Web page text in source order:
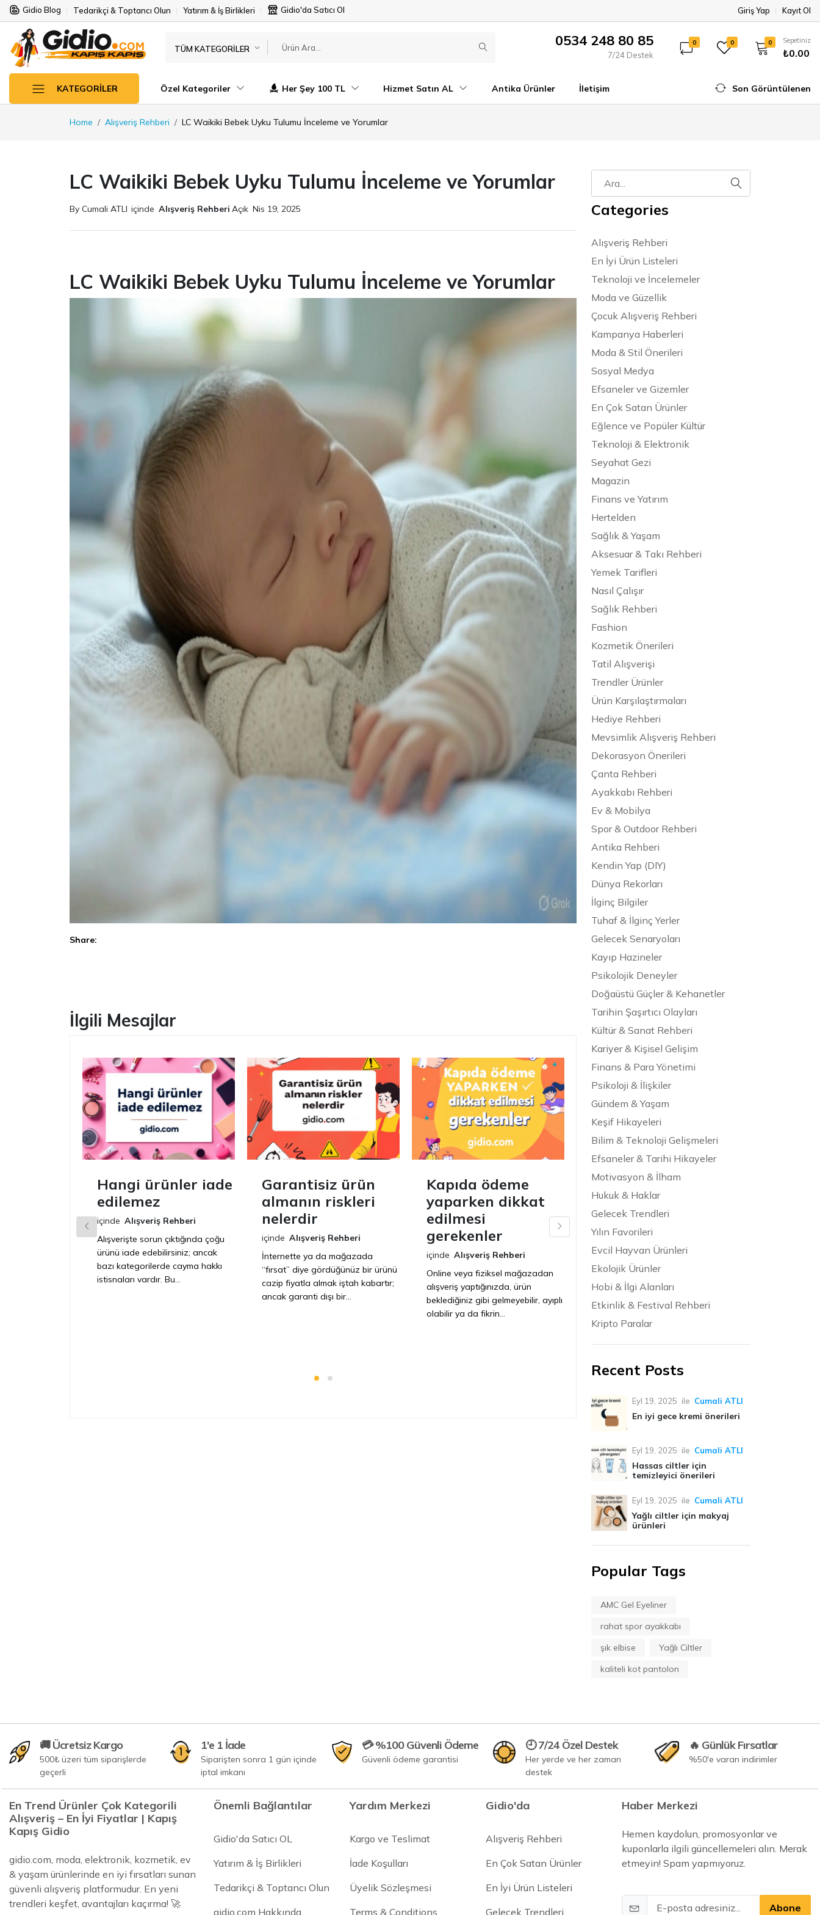
Gidio Blog Tedarikçi & Toptancı Olun Yatırım & İş Birlikleri Gidio'da Satıcı Ol Giriş Yap Kayıt Ol
TÜM KATEGORILER 0534 248 80 85
7/24 Destek
0 0 0 Sepetiniz
₺0.00
KATEGORILER Özel Kategoriler Her Şey 100 TL Hizmet Satın AL Antika Ürünler İletişim Son Görüntülenen
Home Alışveriş Rehberi LC Waikiki Bebek Uyku Tulumu İnceleme ve Yorumlar
LC Waikiki Bebek Uyku Tulumu İnceleme ve Yorumlar
By Cumali ATLI içinde Alışveriş Rehberi Açık Nis 19, 2025
LC Waikiki Bebek Uyku Tulumu İnceleme ve Yorumlar
Share:
İlgili Mesajlar
Hangi ürünler iade
edilemez
içinde Alışveriş Rehberi
Alışverişte sorun çıktığında çoğu
ürünü iade edebilirsiniz; ancak
bazı kategorilerde cayma hakkı
istisnaları vardır. Bu...
Garantisiz ürün
almanın riskleri
nelerdir
içinde Alışveriş Rehberi
İnternette ya da mağazada
“fırsat” diye gördüğünüz bir ürünü
cazip fiyatla almak iştah kabartır;
ancak garanti dışı bir...
Kapıda ödeme
yaparken dikkat
edilmesi
gerekenler
içinde Alışveriş Rehberi
Online veya fiziksel mağazadan
alışveriş yaptığınızda, ürün
beklediğiniz gibi gelmeyebilir, ayıplı
olabilir ya da fikrin...
Kargo ücretini
sıfırlamanın yolları
nelerdir
içinde Alışveriş Rehberi
Sepette son adımda beliren kargo
bedeli, çoğu zaman toplam
maliyeti tahmininizin üstüne taşır.
Categories
Alışveriş Rehberi
En İyi Ürün Listeleri
Teknoloji ve İncelemeler
Moda ve Güzellik
Çocuk Alışveriş Rehberi
Kampanya Haberleri
Moda & Stil Önerileri
Sosyal Medya
Efsaneler ve Gizemler
En Çok Satan Ürünler
Eğlence ve Popüler Kültür
Teknoloji & Elektronik
Seyahat Gezi
Magazin
Finans ve Yatırım
Hertelden
Sağlık & Yaşam
Aksesuar & Takı Rehberi
Yemek Tarifleri
Nasıl Çalışır
Sağlık Rehberi
Fashion
Kozmetik Önerileri
Tatil Alışverişi
Trendler Ürünler
Ürün Karşılaştırmaları
Hediye Rehberi
Mevsimlik Alışveriş Rehberi
Dekorasyon Önerileri
Çanta Rehberi
Ayakkabı Rehberi
Ev & Mobilya
Spor & Outdoor Rehberi
Antika Rehberi
Kendin Yap (DIY)
Dünya Rekorları
İlginç Bilgiler
Tuhaf & İlginç Yerler
Gelecek Senaryoları
Kayıp Hazineler
Psikolojik Deneyler
Doğaüstü Güçler & Kehanetler
Tarihin Şaşırtıcı Olayları
Kültür & Sanat Rehberi
Kariyer & Kişisel Gelişim
Finans & Para Yönetimi
Psikoloji & İlişkiler
Gündem & Yaşam
Keşif Hikayeleri
Bilim & Teknoloji Gelişmeleri
Efsaneler & Tarihi Hikayeler
Motivasyon & İlham
Hukuk & Haklar
Gelecek Trendleri
Yılın Favorileri
Evcil Hayvan Ürünleri
Ekolojik Ürünler
Hobi & İlgi Alanları
Etkinlik & Festival Rehberi
Kripto Paralar
Recent Posts
Eyl 19, 2025 ile Cumali ATLI
En iyi gece kremi önerileri
Eyl 19, 2025 ile Cumali ATLI
Hassas ciltler için
temizleyici önerileri
Eyl 19, 2025 ile Cumali ATLI
Yağlı ciltler için makyaj
ürünleri
Popular Tags
AMC Gel Eyeliner
rahat spor ayakkabı
şık elbise
Yağlı Ciltler
kaliteli kot pantolon
🚚 Ücretsiz Kargo
500₺ üzeri tüm siparişlerde
geçerli
1'e 1 İade
Siparişten sonra 1 gün içinde
iptal imkanı
💳 %100 Güvenli Ödeme
Güvenli ödeme garantisi
🕘 7/24 Özel Destek
Her yerde ve her zaman
destek
🔥 Günlük Fırsatlar
%50'e varan indirimler
En Trend Ürünler Çok Kategorili
Alışveriş – En İyi Fiyatlar | Kapış
Kapış Gidio
gidio.com, moda, elektronik, kozmetik, ev
& yaşam ürünlerinde en iyi fırsatları sunan
güvenli alışveriş platformudur. En yeni
trendleri keşfet, avantajları kaçırma! 🚀
Önemli Bağlantılar
Gidio'da Satıcı OL
Yatırım & İş Birlikleri
Tedarikçi & Toptancı Olun
gidio.com Hakkında
Yardım Merkezi
Kargo ve Teslimat
İade Koşulları
Üyelik Sözleşmesi
Terms & Conditions
Gidio'da
Alışveriş Rehberi
En Çok Satan Ürünler
En İyi Ürün Listeleri
Gelecek Trendleri
Haber Merkezi
Hemen kaydolun, promosyonlar ve
kuponlarla ilgili güncellemeleri alın. Merak
etmeyin! Spam yapmıyoruz.
Abone